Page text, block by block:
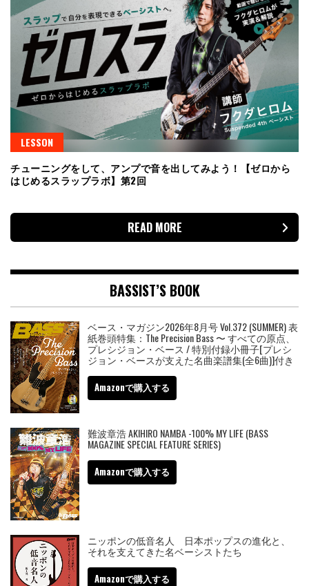
LESSON
チューニングをして、アンプで音を出してみよう！【ゼロから
はじめるスラップラボ】第2回
READ MORE
BASSIST’S BOOK
ベース・マガジン2026年8月号 Vol.372 (SUMMER) 表
紙巻頭特集：The Precision Bass 〜 すべての原点、
プレシジョン・ベース / 特別付録小冊子[プレシ
ジョン・ベースが支えた名曲楽譜集(全6曲)]付き
Amazonで購入する
難波章浩 AKIHIRO NAMBA -100% MY LIFE (BASS
MAGAZINE SPECIAL FEATURE SERIES)
Amazonで購入する
ニッポンの低音名人 日本ポップスの進化と、
それを支えてきた名ベーシストたち
Amazonで購入する